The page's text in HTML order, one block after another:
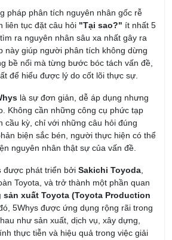
pháp phân tích nguyên nhân gốc rễ
liên tục đặt câu hỏi "Tại sao?" ít nhất 5
ra nguyên nhân sâu xa nhất gây ra
này giúp người phân tích không dừng
bề nổi mà từng bước bóc tách vấn đề,
để hiểu được lý do cốt lõi thực sự.
là sự đơn giản, dễ áp dụng nhưng
Không cần những công cụ phức tạp
cầu kỳ, chỉ với những câu hỏi đúng
biện sắc bén, người thực hiện có thể
nguyên nhân thật sự của vấn đề.
được phát triển bởi Sakichi Toyoda
Toyota, và trở thành một phần quan
sản xuất Toyota (Toyota Production
đó, 5Whys được ứng dụng rộng rãi trong
như sản xuất, dịch vụ, xây dựng,
thực tiễn và hiệu quả trong việc giải